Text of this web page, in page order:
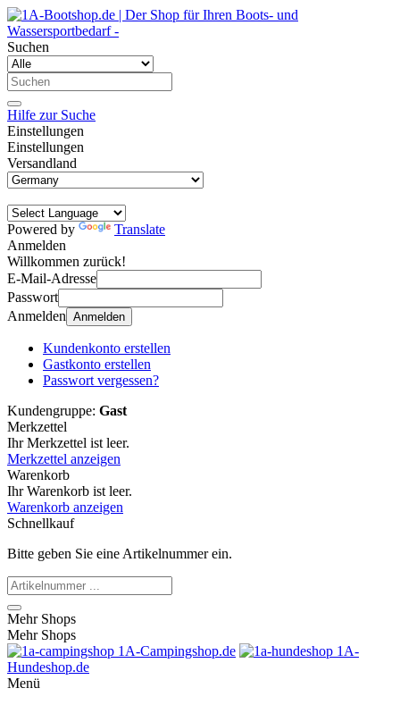
Suchen
Hilfe zur Suche
Einstellungen
Einstellungen
Versandland
Powered by
Translate
Anmelden
Willkommen zurück!
E-Mail-Adresse
Passwort
Anmelden Anmelden
Kundenkonto erstellen
Gastkonto erstellen
Passwort vergessen?
Kundengruppe: Gast
Merkzettel
Ihr Merkzettel ist leer.
Merkzettel anzeigen
Warenkorb
Ihr Warenkorb ist leer.
Warenkorb anzeigen
Schnellkauf
Bitte geben Sie eine Artikelnummer ein.
Mehr Shops
Mehr Shops
1A-Campingshop.de
1A-
Hundeshop.de
Menü